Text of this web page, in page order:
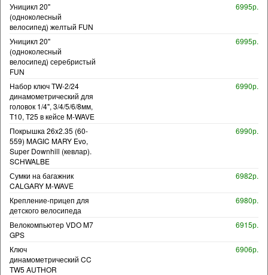
Уницикл 20"
(одноколесный
велосипед) желтый FUN
6995р.
Уницикл 20"
(одноколесный
велосипед) серебристый
FUN
6995р.
Набор ключ TW-2/24
динамометрический для
головок 1/4", 3/4/5/6/8мм,
T10, T25 в кейсе M-WAVE
6990р.
Покрышка 26x2.35 (60-
559) MAGIC MARY Evo,
Super Downhill (кевлар).
SCHWALBE
6990р.
Сумки на багажник
CALGARY M-WAVE
6982р.
Крепление-прицеп для
детского велосипеда
6980р.
Велокомпьютер VDO M7
GPS
6915р.
Ключ
динамометрический CC
TW5 AUTHOR
6906р.